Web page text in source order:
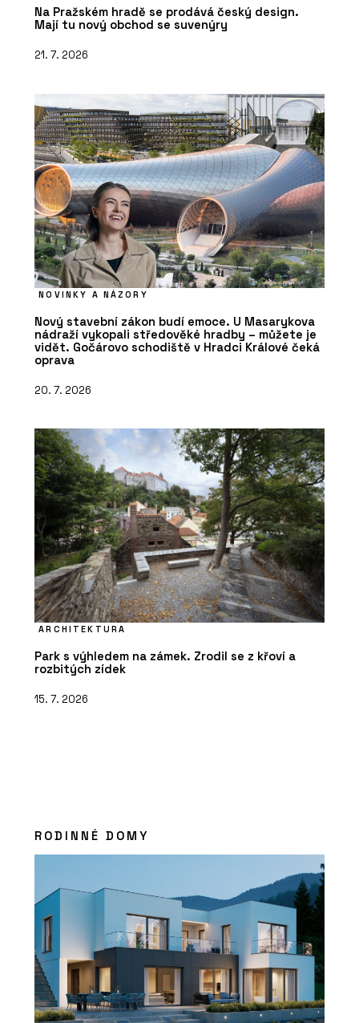
Na Pražském hradě se prodává český design.
Mají tu nový obchod se suvenýry
21. 7. 2026
NOVINKY A NÁZORY
Nový stavební zákon budí emoce. U Masarykova
nádraží vykopali středověké hradby – můžete je
vidět. Gočárovo schodiště v Hradci Králové čeká
oprava
20. 7. 2026
ARCHITEKTURA
Park s výhledem na zámek. Zrodil se z křoví a
rozbitých zídek
15. 7. 2026
RODINNÉ DOMY